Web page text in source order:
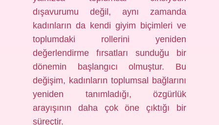
dışavurumu değil, aynı zamanda
kadınların da kendi giyim biçimleri ve
toplumdaki rollerini yeniden
değerlendirme fırsatları sunduğu bir
dönemin başlangıcı olmuştur. Bu
değişim, kadınların toplumsal bağlarını
yeniden tanımladığı, özgürlük
arayışının daha çok öne çıktığı bir
süreçtir.